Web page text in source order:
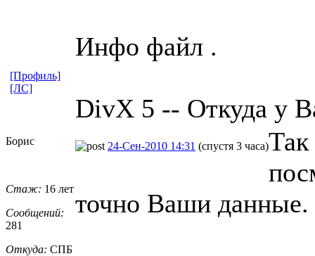
Инфо файл .
DivX 5 -- Откуда у
[Профиль]
[ЛС]
Борис
Стаж: 16 лет
Сообщений:
281
Откуда: СПБ
24-Сен-2010 14:31 (спустя 3 часа)
точно Ваши данные.